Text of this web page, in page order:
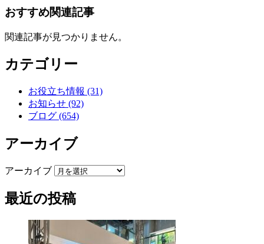
おすすめ関連記事
関連記事が見つかりません。
カテゴリー
お役立ち情報 (31)
お知らせ (92)
ブログ (654)
アーカイブ
アーカイブ
最近の投稿